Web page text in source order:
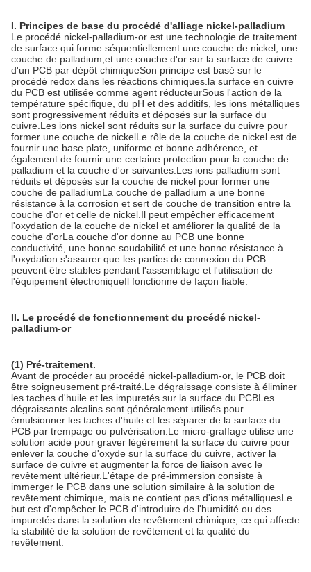
I. Principes de base du procédé d'alliage nickel-palladium
Le procédé nickel-palladium-or est une technologie de traitement
de surface qui forme séquentiellement une couche de nickel, une
couche de palladium,et une couche d'or sur la surface de cuivre
d'un PCB par dépôt chimiqueSon principe est basé sur le
procédé redox dans les réactions chimiques.la surface en cuivre
du PCB est utilisée comme agent réducteurSous l'action de la
température spécifique, du pH et des additifs, les ions métalliques
sont progressivement réduits et déposés sur la surface du
cuivre.Les ions nickel sont réduits sur la surface du cuivre pour
former une couche de nickelLe rôle de la couche de nickel est de
fournir une base plate, uniforme et bonne adhérence, et
également de fournir une certaine protection pour la couche de
palladium et la couche d'or suivantes.Les ions palladium sont
réduits et déposés sur la couche de nickel pour former une
couche de palladiumLa couche de palladium a une bonne
résistance à la corrosion et sert de couche de transition entre la
couche d'or et celle de nickel.Il peut empêcher efficacement
l'oxydation de la couche de nickel et améliorer la qualité de la
couche d'orLa couche d'or donne au PCB une bonne
conductivité, une bonne soudabilité et une bonne résistance à
l'oxydation.s'assurer que les parties de connexion du PCB
peuvent être stables pendant l'assemblage et l'utilisation de
l'équipement électroniqueIl fonctionne de façon fiable.
II. Le procédé de fonctionnement du procédé nickel-
palladium-or
(1) Pré-traitement.
Avant de procéder au procédé nickel-palladium-or, le PCB doit
être soigneusement pré-traité.Le dégraissage consiste à éliminer
les taches d'huile et les impuretés sur la surface du PCBLes
dégraissants alcalins sont généralement utilisés pour
émulsionner les taches d'huile et les séparer de la surface du
PCB par trempage ou pulvérisation.Le micro-graffage utilise une
solution acide pour graver légèrement la surface du cuivre pour
enlever la couche d'oxyde sur la surface du cuivre, activer la
surface de cuivre et augmenter la force de liaison avec le
revêtement ultérieur.L'étape de pré-immersion consiste à
immerger le PCB dans une solution similaire à la solution de
revêtement chimique, mais ne contient pas d'ions métalliquesLe
but est d'empêcher le PCB d'introduire de l'humidité ou des
impuretés dans la solution de revêtement chimique, ce qui affecte
la stabilité de la solution de revêtement et la qualité du
revêtement.